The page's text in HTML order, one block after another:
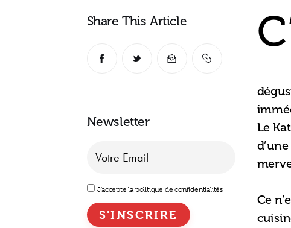
Share This Article
Newsletter
J'accepte la politique de confidentialités
Le
Ce